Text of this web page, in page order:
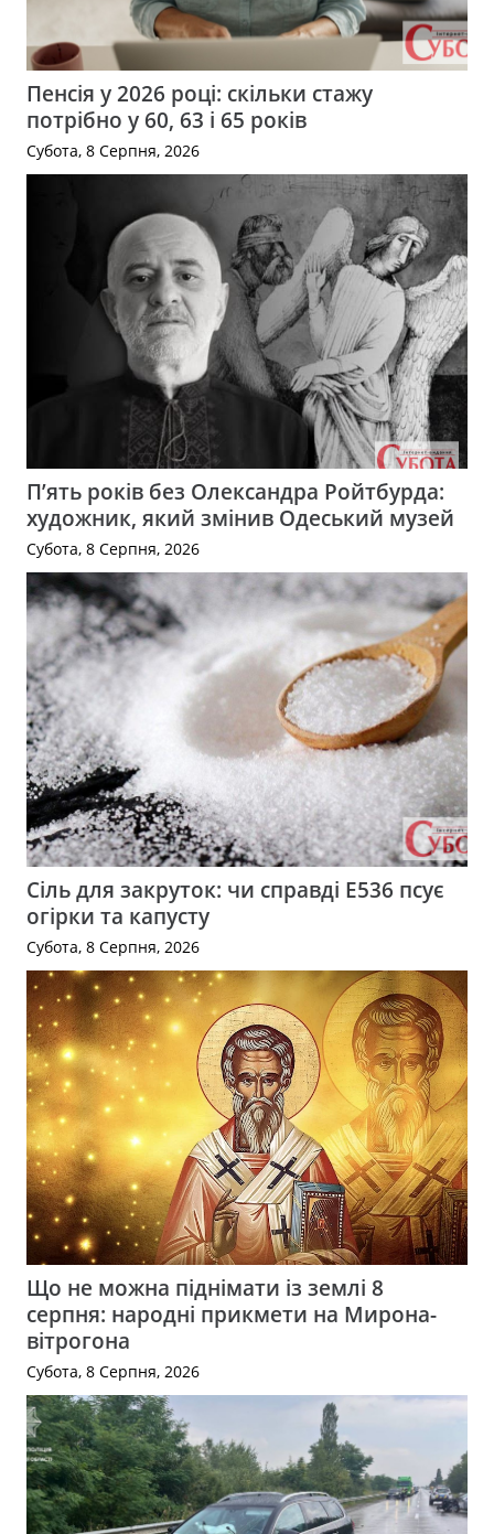
Пенсія у 2026 році: скільки стажу
потрібно у 60, 63 і 65 років
Субота, 8 Серпня, 2026
П’ять років без Олександра Ройтбурда:
художник, який змінив Одеський музей
Субота, 8 Серпня, 2026
Сіль для закруток: чи справді Е536 псує
огірки та капусту
Субота, 8 Серпня, 2026
Що не можна піднімати із землі 8
серпня: народні прикмети на Мирона-
вітрогона
Субота, 8 Серпня, 2026